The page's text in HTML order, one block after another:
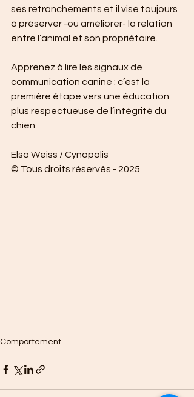
ses retranchements et il vise toujours
à préserver -ou améliorer- la relation
entre l’animal et son propriétaire.
Apprenez à lire les signaux de
communication canine : c’est la
première étape vers une éducation
plus respectueuse de l’intégrité du
chien.
Elsa Weiss / Cynopolis
© Tous droits réservés - 2025
Comportement